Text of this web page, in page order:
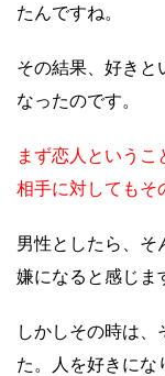
たんですね。
その結果、好きと
なったのです。
まず恋人という
相手に対してもそ
男性としたら、そ
嫌になると感じま
しかしその時は
た。人を好きにな